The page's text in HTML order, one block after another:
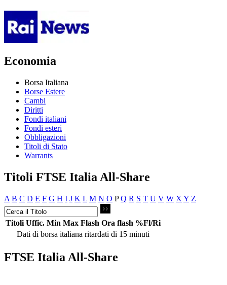
Economia
Borsa Italiana
Borse Estere
Cambi
Diritti
Fondi italiani
Fondi esteri
Obbligazioni
Titoli di Stato
Warrants
Titoli FTSE Italia All-Share
A B C D E F G H I J K L M N O PQ R S T U V W X Y Z
Titoli Uffic. Min Max Flash Ora flash %Fl/Ri
Dati di borsa italiana ritardati di 15 minuti
FTSE Italia All-Share